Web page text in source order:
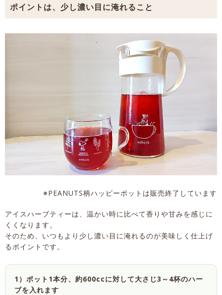
ポイントは、少し濃い目に淹れること
※PEANUTS柄ハッピーポットは販売終了しています
アイスハーブティーは、温かい時に比べて香りや甘みを感じに
くくなります。
そのため、いつもより少し濃い目に淹れるのが美味しく仕上げ
るポイントです。
1）ポット1本分、約600ccに対して大さじ3～4杯のハー
ブを入れます